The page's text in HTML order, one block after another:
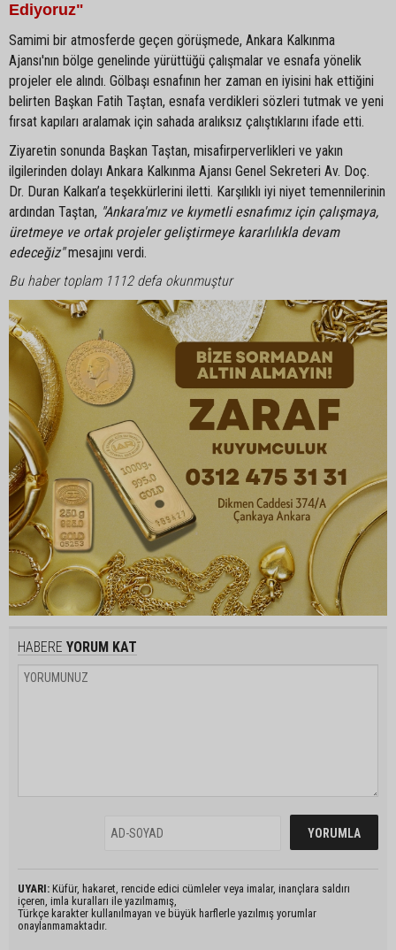
Ediyoruz"
Samimi bir atmosferde geçen görüşmede, Ankara Kalkınma
Ajansı'nın bölge genelinde yürüttüğü çalışmalar ve esnafa yönelik
projeler ele alındı. Gölbaşı esnafının her zaman en iyisini hak ettiğini
belirten Başkan Fatih Taştan, esnafa verdikleri sözleri tutmak ve yeni
fırsat kapıları aralamak için sahada aralıksız çalıştıklarını ifade etti.
Ziyaretin sonunda Başkan Taştan, misafirperverlikleri ve yakın
ilgilerinden dolayı Ankara Kalkınma Ajansı Genel Sekreteri Av. Doç.
Dr. Duran Kalkan’a teşekkürlerini iletti. Karşılıklı iyi niyet temennilerinin
ardından Taştan, "Ankara'mız ve kıymetli esnafımız için çalışmaya,
üretmeye ve ortak projeler geliştirmeye kararlılıkla devam
edeceğiz"mesajını verdi.
Bu haber toplam 1112 defa okunmuştur
HABERE YORUM KAT
UYARI: Küfür, hakaret, rencide edici cümleler veya imalar, inançlara saldırı
içeren, imla kuralları ile yazılmamış,
Türkçe karakter kullanılmayan ve büyük harflerle yazılmış yorumlar
onaylanmamaktadır.